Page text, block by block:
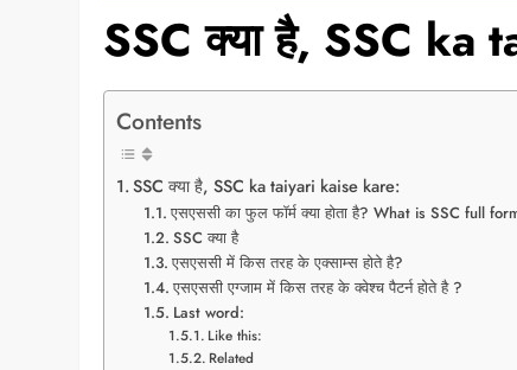
SSC क्या है, SSC
Contents
SSC क्या है, SSC ka taiyari kaise kare:
एसएससी का फुल फॉर्म क्या होता है? What is SSC full
SSC क्या है
एसएससी में किस तरह के एक्साम्स होते है?
एसएससी एग्जाम में किस तरह के क्वेश्च पैटर्न होते है ?
Last word:
Like this:
Related